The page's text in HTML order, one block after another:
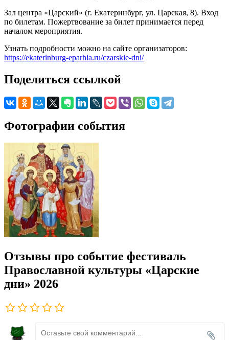
Зал центра «Царский» (г. Екатеринбург, ул. Царская, 8). Вход
по билетам. Пожертвование за билет принимается перед
началом мероприятия.
Узнать подробности можно на сайте организаторов:
https://ekaterinburg-eparhia.ru/czarskie-dni/
Поделиться ссылкой
Фотографии события
Отзывы про событие фестиваль
Православной культуры «Царские
дни» 2026